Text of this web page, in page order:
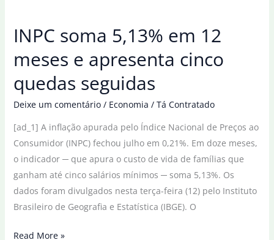
de
paralímpica
com
cinco
medalhas
INPC soma 5,13% em 12
meses e apresenta cinco
quedas seguidas
Deixe um comentário / Economia / Tá Contratado
[ad_1] A inflação apurada pelo Índice Nacional de Preços ao
Consumidor (INPC) fechou julho em 0,21%. Em doze meses,
o indicador ─ que apura o custo de vida de famílias que
ganham até cinco salários mínimos ─ soma 5,13%. Os
dados foram divulgados nesta terça-feira (12) pelo Instituto
Brasileiro de Geografia e Estatística (IBGE). O
INPC
Read More »